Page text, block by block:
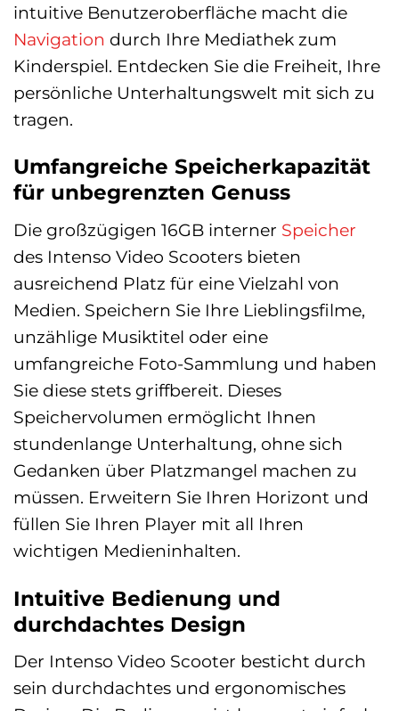
intuitive Benutzeroberfläche macht die
Navigation durch Ihre Mediathek zum
Kinderspiel. Entdecken Sie die Freiheit, Ihre
persönliche Unterhaltungswelt mit sich zu
tragen.
Umfangreiche Speicherkapazität
für unbegrenzten Genuss
Die großzügigen 16GB interner Speicher
des Intenso Video Scooters bieten
ausreichend Platz für eine Vielzahl von
Medien. Speichern Sie Ihre Lieblingsfilme,
unzählige Musiktitel oder eine
umfangreiche Foto-Sammlung und haben
Sie diese stets griffbereit. Dieses
Speichervolumen ermöglicht Ihnen
stundenlange Unterhaltung, ohne sich
Gedanken über Platzmangel machen zu
müssen. Erweitern Sie Ihren Horizont und
füllen Sie Ihren Player mit all Ihren
wichtigen Medieninhalten.
Intuitive Bedienung und
durchdachtes Design
Der Intenso Video Scooter besticht durch
sein durchdachtes und ergonomisches